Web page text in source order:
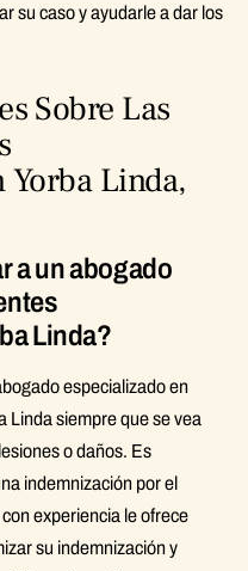
su caso y ayudarle a dar los
Sobre Las
Linda,
a un abogado
Linda?
especializado en
Linda siempre que se vea
o daños. Es
indemnización por el
experiencia le ofrece
su indemnización y